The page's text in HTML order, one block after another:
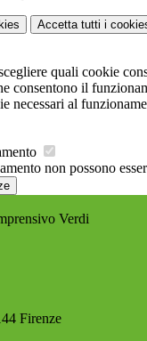
Accetta tutti i
quali cookie
consentono il
necessari al
non possono
Verdi
Firenze